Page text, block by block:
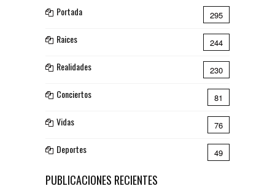
Portada 295
Raices 244
Realidades 230
Conciertos 81
Vidas 76
Deportes 49
PUBLICACIONES RECIENTES